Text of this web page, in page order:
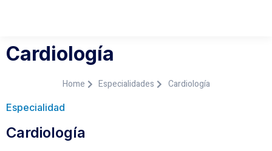
Cardiología
Home Especialidades Cardiología
Especialidad
Cardiología